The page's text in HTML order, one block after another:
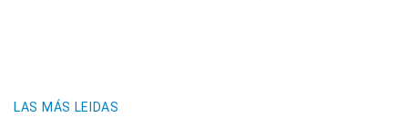
LAS MÁS LEIDAS